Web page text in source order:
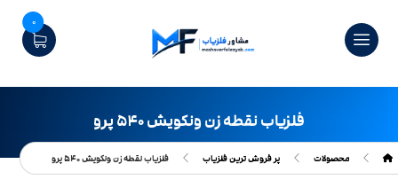
0
فلزیاب نقطه زن ونکویش ۵۴۰ پرو
محصولات پر فروش ترین فلزیاب فلزیاب نقطه زن ونکویش ۵۴۰ پرو